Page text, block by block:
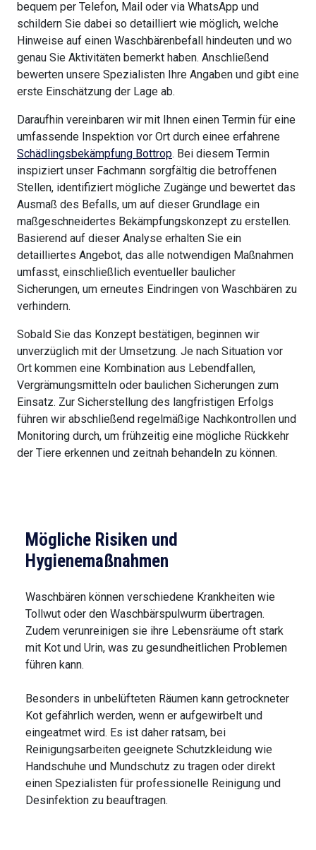
bequem per Telefon, Mail oder via WhatsApp und
schildern Sie dabei so detailliert wie möglich, welche
Hinweise auf einen Waschbärenbefall hindeuten und wo
genau Sie Aktivitäten bemerkt haben. Anschließend
bewerten unsere Spezialisten Ihre Angaben und gibt eine
erste Einschätzung der Lage ab.
Daraufhin vereinbaren wir mit Ihnen einen Termin für eine
umfassende Inspektion vor Ort durch einee erfahrene
Schädlingsbekämpfung Bottrop. Bei diesem Termin
inspiziert unser Fachmann sorgfältig die betroffenen
Stellen, identifiziert mögliche Zugänge und bewertet das
Ausmaß des Befalls, um auf dieser Grundlage ein
maßgeschneidertes Bekämpfungskonzept zu erstellen.
Basierend auf dieser Analyse erhalten Sie ein
detailliertes Angebot, das alle notwendigen Maßnahmen
umfasst, einschließlich eventueller baulicher
Sicherungen, um erneutes Eindringen von Waschbären zu
verhindern.
Sobald Sie das Konzept bestätigen, beginnen wir
unverzüglich mit der Umsetzung. Je nach Situation vor
Ort kommen eine Kombination aus Lebendfallen,
Vergrämungsmitteln oder baulichen Sicherungen zum
Einsatz. Zur Sicherstellung des langfristigen Erfolgs
führen wir abschließend regelmäßige Nachkontrollen und
Monitoring durch, um frühzeitig eine mögliche Rückkehr
der Tiere erkennen und zeitnah behandeln zu können.
Mögliche Risiken und
Hygienemaßnahmen
Waschbären können verschiedene Krankheiten wie
Tollwut oder den Waschbärspulwurm übertragen.
Zudem verunreinigen sie ihre Lebensräume oft stark
mit Kot und Urin, was zu gesundheitlichen Problemen
führen kann.
Besonders in unbelüfteten Räumen kann getrockneter
Kot gefährlich werden, wenn er aufgewirbelt und
eingeatmet wird. Es ist daher ratsam, bei
Reinigungsarbeiten geeignete Schutzkleidung wie
Handschuhe und Mundschutz zu tragen oder direkt
einen Spezialisten für professionelle Reinigung und
Desinfektion zu beauftragen.